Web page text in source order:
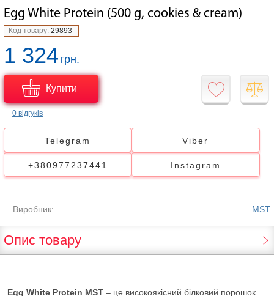
Egg White Protein (500 g, cookies & cream)
Код товару: 29893
1 324грн.
Купити
0 відгуків
Telegram Viber
+380977237441 Instagram
Виробник: MST
Опис товару
Egg White Protein MST – це високоякісний білковий порошок